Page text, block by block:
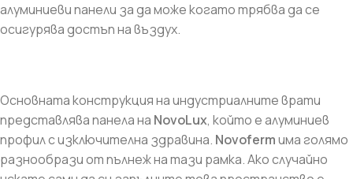
алуминиеви панели за да може когато трябва да се
осигурява достъп на въздух.
Основната конструкция на индустриалните врати
представлява панела на NovoLux, който е алуминиев
профил с изключителна здравина. Novofermима голямо
разнообрази от пълнеж на тази рамка. Ако случайно